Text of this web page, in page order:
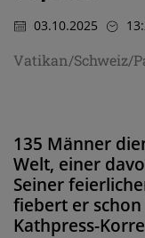
03.10.2025
Vatikan/Schweiz/
135 Männer
Welt, einer
Seiner
fiebert er
Kathpress-